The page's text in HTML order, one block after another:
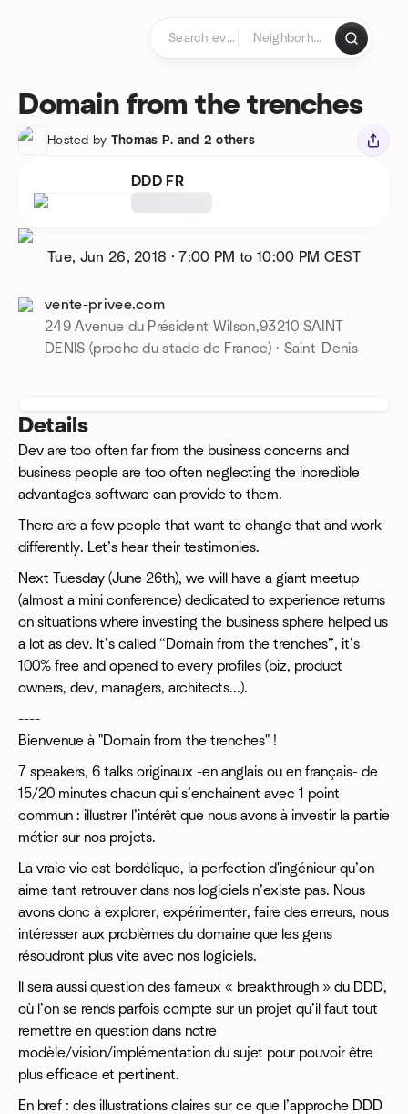
Domain from the trenches
Hosted by Thomas P. and 2 others
DDD FR
Tue, Jun 26, 2018 ·7:00 PM to 10:00 PM CEST
vente-privee.com
249 Avenue du Président Wilson,93210 SAINT
DENIS (proche du stade de France) · Saint-Denis
Details
Dev are too often far from the business concerns and
business people are too often neglecting the incredible
advantages software can provide to them.
There are a few people that want to change that and work
differently. Let’s hear their testimonies.
Next Tuesday (June 26th), we will have a giant meetup
(almost a mini conference) dedicated to experience returns
on situations where investing the business sphere helped us
a lot as dev. It’s called “Domain from the trenches”, it’s
100% free and opened to every profiles (biz, product
owners, dev, managers, architects...).
----
Bienvenue à "Domain from the trenches" !
7 speakers, 6 talks originaux -en anglais ou en français- de
15/20 minutes chacun qui s’enchainent avec 1 point
commun : illustrer l’intérêt que nous avons à investir la partie
métier sur nos projets.
La vraie vie est bordélique, la perfection d'ingénieur qu’on
aime tant retrouver dans nos logiciels n’existe pas. Nous
avons donc à explorer, expérimenter, faire des erreurs, nous
intéresser aux problèmes du domaine que les gens
résoudront plus vite avec nos logiciels.
Il sera aussi question des fameux « breakthrough » du DDD,
où l’on se rends parfois compte sur un projet qu’il faut tout
remettre en question dans notre
modèle/vision/implémentation du sujet pour pouvoir être
plus efficace et pertinent.
En bref : des illustrations claires sur ce que l’approche DDD